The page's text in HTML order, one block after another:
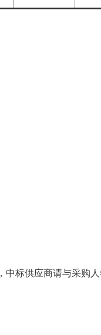
标供应商请与采购